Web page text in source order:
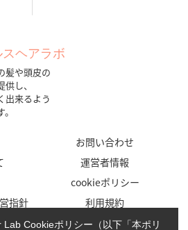
ヘアラボ
髪や頭皮の
し、
出来るよう
お問い合わせ
運営者情報
cookieポリシー
指針
利用規約
項
プライバシーポリシー
Lab Cookieポリシー（以下「本ポリ